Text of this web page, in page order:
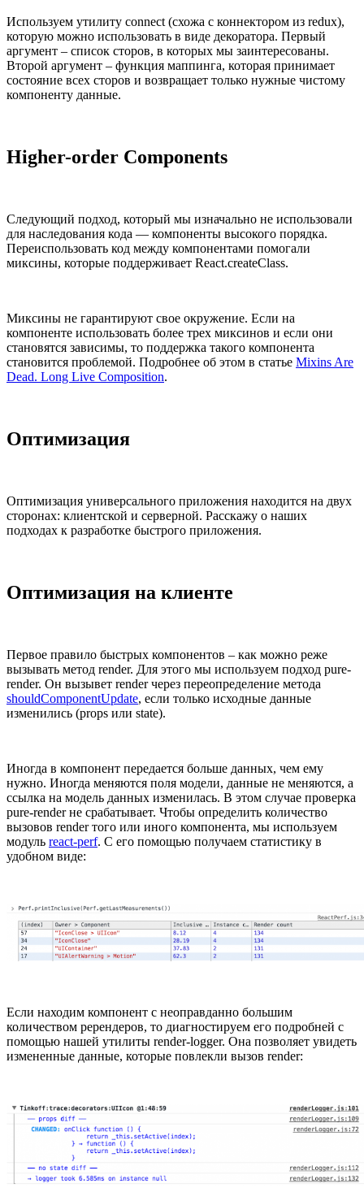
Используем утилиту connect (схожа с коннектором из redux),
которую можно использовать в виде декоратора. Первый
аргумент – список сторов, в которых мы заинтересованы.
Второй аргумент – функция маппинга, которая принимает
состояние всех сторов и возвращает только нужные чистому
компоненту данные.
Higher-order Components
Следующий подход, который мы изначально не использовали
для наследования кода — компоненты высокого порядка.
Переиспользовать код между компонентами помогали
миксины, которые поддерживает React.createClass.
Миксины не гарантируют свое окружение. Если на
компоненте использовать более трех миксинов и если они
становятся зависимы, то поддержка такого компонента
становится проблемой. Подробнее об этом в статье Mixins Are
Dead. Long Live Composition.
Оптимизация
Оптимизация универсального приложения находится на двух
сторонах: клиентской и серверной. Расскажу о наших
подходах к разработке быстрого приложения.
Оптимизация на клиенте
Первое правило быстрых компонентов – как можно реже
вызывать метод render. Для этого мы используем подход pure-
render. Он вызывет render через переопределение метода
shouldComponentUpdate, если только исходные данные
изменились (props или state).
Иногда в компонент передается больше данных, чем ему
нужно. Иногда меняются поля модели, данные не меняются, а
ссылка на модель данных изменилась. В этом случае проверка
pure-render не срабатывает. Чтобы определить количество
вызовов render того или иного компонента, мы используем
модуль react-perf. С его помощью получаем статистику в
удобном виде:
Если находим компонент с неоправданно большим
количеством ререндеров, то диагностируем его подробней с
помощью нашей утилиты render-logger. Она позволяет увидеть
измененные данные, которые повлекли вызов render: